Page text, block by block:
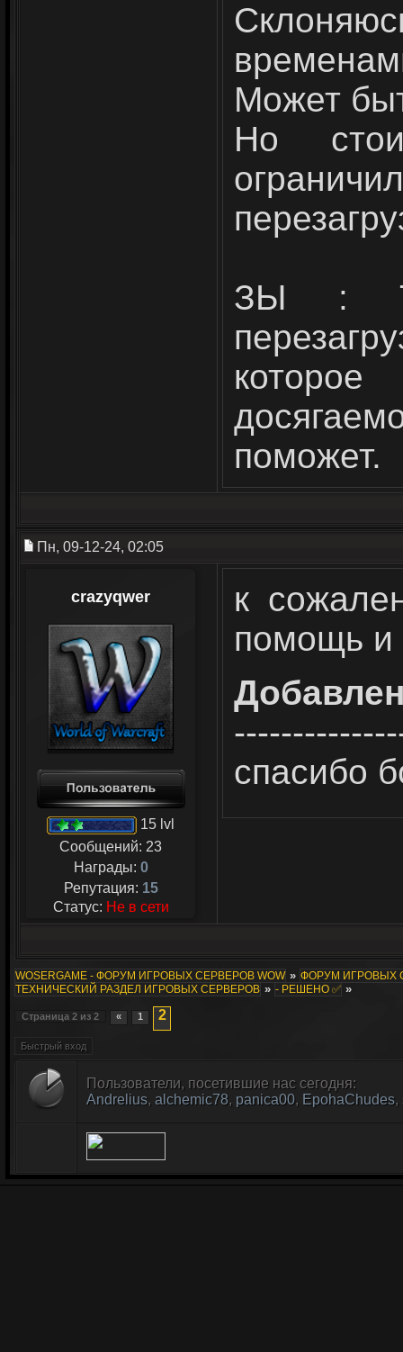
Может
Но
ЗЫ :
поможет.
Пн, 09-12-24, 02:05
crazyqwer
15 lvl
Сообщений: 23
Награды: 0
Репутация: 15
Статус: Не в сети
к
помощь и
спасибо
WOSERGAME - ФОРУМ ИГРОВЫХ СЕРВЕРОВ WOW » ФОРУМ ИГРОВЫХ
ТЕХНИЧЕСКИЙ РАЗДЕЛ ИГРОВЫХ СЕРВЕРОВ » - РЕШЕНО ✅ »
Страница 2 из 2 « 1 2
Пользователи, посетившие нас сегодня:
Andrelius, alchemic78, panica00, EpohaChudes,